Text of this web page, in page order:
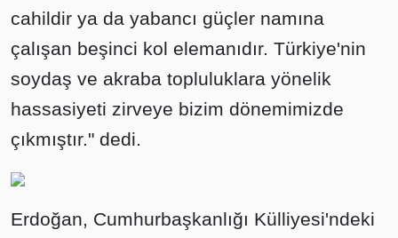
cahildir ya da yabancı güçler namına
çalışan beşinci kol elemanıdır. Türkiye'nin
soydaş ve akraba topluluklara yönelik
hassasiyeti zirveye bizim dönemimizde
çıkmıştır." dedi.
Erdoğan, Cumhurbaşkanlığı Külliyesi'ndeki